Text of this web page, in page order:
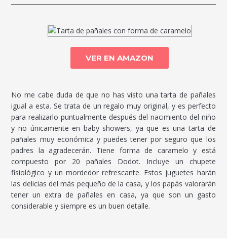
VER EN AMAZON
No me cabe duda de que no has visto una tarta de pañales
igual a esta. Se trata de un regalo muy original, y es perfecto
para realizarlo puntualmente después del nacimiento del niño
y no únicamente en baby showers, ya que es una tarta de
pañales muy económica y puedes tener por seguro que los
padres la agradecerán. Tiene forma de caramelo y está
compuesto por 20 pañales Dodot. Incluye un chupete
fisiológico y un mordedor refrescante. Estos juguetes harán
las delicias del más pequeño de la casa, y los papás valorarán
tener un extra de pañales en casa, ya que son un gasto
considerable y siempre es un buen detalle.